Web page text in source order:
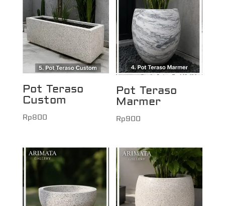
Pot Teraso
Custom
Rp800
Pot Teraso
Marmer
Rp900